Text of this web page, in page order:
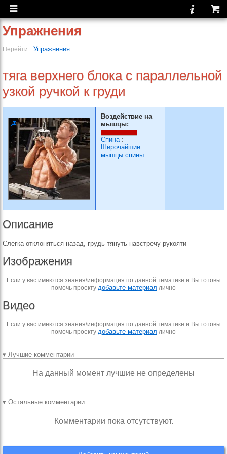
Упражнения
Перейти: Упражнения
тяга верхнего блока с параллельной
узкой ручкой к груди
Воздействие на
мышцы:
Спина:
Широчайшие
мышцы спины
Описание
Слегка отклоняться назад, грудь тянуть навстречу рукояти
Изображения
Если у вас имеются знания\информация по данной тематике и Вы готовы
помочь проекту добавьте материал лично
Видео
Если у вас имеются знания\информация по данной тематике и Вы готовы
помочь проекту добавьте материал лично
▾ Лучшие комментарии
На данный момент лучшие не определены
▾ Остальные комментарии
Комментарии пока отсутствуют.